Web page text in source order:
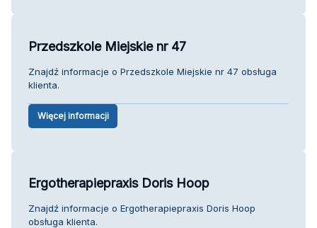
Przedszkole Miejskie nr 47
Znajdź informacje o Przedszkole Miejskie nr 47 obsługa
klienta.
Więcej informacji
Ergotherapiepraxis Doris Hoop
Znajdź informacje o Ergotherapiepraxis Doris Hoop
obsługa klienta.